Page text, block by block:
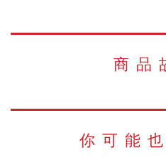
商品
你可能